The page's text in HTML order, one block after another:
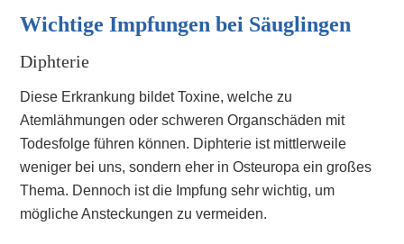
Wichtige Impfungen bei Säuglingen
Diphterie
Diese Erkrankung bildet Toxine, welche zu
Atemlähmungen oder schweren Organschäden mit
Todesfolge führen können. Diphterie ist mittlerweile
weniger bei uns, sondern eher in Osteuropa ein großes
Thema. Dennoch ist die Impfung sehr wichtig, um
mögliche Ansteckungen zu vermeiden.